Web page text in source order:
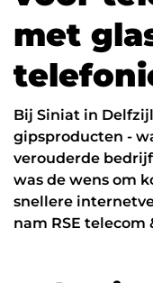
Glasvezel
Zakelijk
Interne
Managed
Online
met gla
telefoni
Bij Siniat in
gipsproducten -
verouderde
was de wens om
snellere
nam RSE telecom